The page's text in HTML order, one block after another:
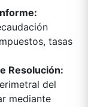
tasas
Resolución:
del
mediante